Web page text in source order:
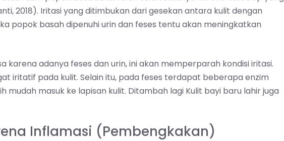
2018). Iritasi yang ditimbukan dari gesekan antara kulit dengan
popok basah dipenuhi urin dan feses tentu akan meningkatkan
karena adanya feses dan urin, ini akan memperparah kondisi iritasi.
iritatif pada kulit. Selain itu, pada feses terdapat beberapa enzim
masuk ke lapisan kulit. Ditambah lagi Kulit bayi baru lahir juga
Inflamasi (Pembengkakan)